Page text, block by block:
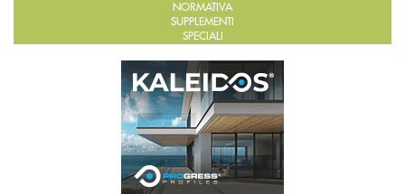
NORMATIVA
SUPPLEMENTI
SPECIALI